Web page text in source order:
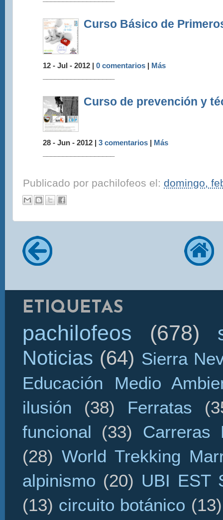
Curso Básico de
12 - Jul - 2012 | 0 comentarios| Más
Curso de prevención y
28 - Jun - 2012 | 3 comentarios| Más
Publicado por pachilofeos el: domingo,
ETIQUETAS
pachilofeos (678)
Noticias (64) Sierra
Educación Medio
ilusión
(38) Ferratas
funcional
(33)
Carreras
(28) World Trekking
alpinismo (20) UBI EST
(13) circuito botánico (13)